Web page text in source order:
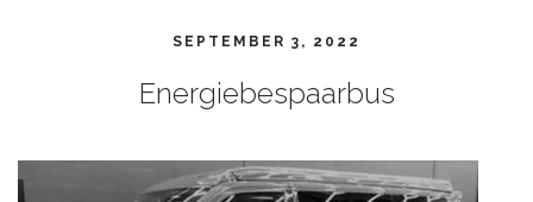
SEPTEMBER 3, 2022
Energiebespaarbus